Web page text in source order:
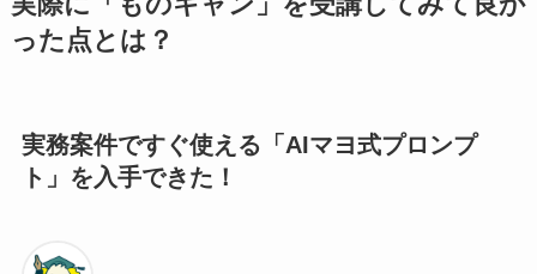
った点とは？
実務案件ですぐ使える「AIマヨ式プロンプ
ト」を入手できた！